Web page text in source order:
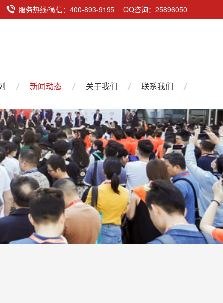
服务热线/微信：400-893-9195 QQ咨询：25896050
新闻动态 关于我们 联系我们